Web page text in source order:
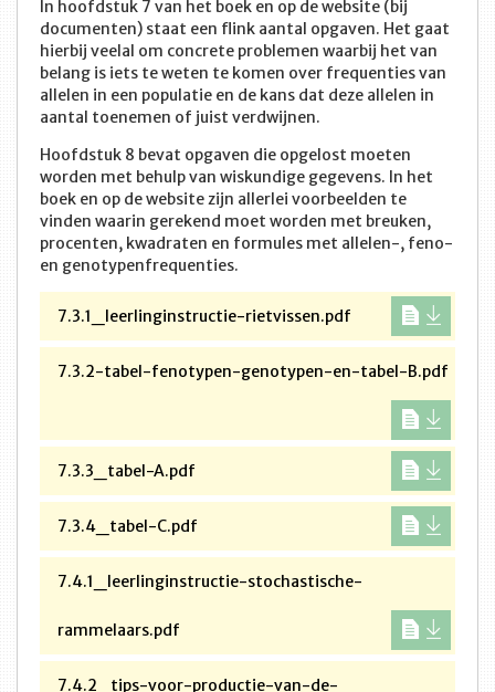
In hoofdstuk 7 van het boek en op de website (bij
documenten) staat een flink aantal opgaven. Het gaat
hierbij veelal om concrete problemen waarbij het van
belang is iets te weten te komen over frequenties van
allelen in een populatie en de kans dat deze allelen in
aantal toenemen of juist verdwijnen.
Hoofdstuk 8 bevat opgaven die opgelost moeten
worden met behulp van wiskundige gegevens. In het
boek en op de website zijn allerlei voorbeelden te
vinden waarin gerekend moet worden met breuken,
procenten, kwadraten en formules met allelen-, feno-
en genotypenfrequenties.
7.3.1_leerlinginstructie-rietvissen.pdf
7.3.2-tabel-fenotypen-genotypen-en-tabel-B.pdf
7.3.3_tabel-A.pdf
7.3.4_tabel-C.pdf
7.4.1_leerlinginstructie-stochastische-
rammelaars.pdf
7.4.2_tips-voor-productie-van-de-